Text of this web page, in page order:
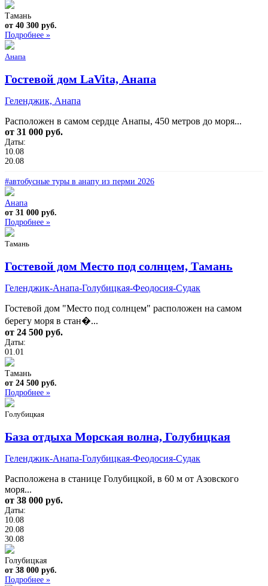
Тамань
от 40 300 руб.
Подробнее »
Анапа
Гостевой дом LaVita, Анапа
Геленджик, Анапа
Расположен в самом сердце Анапы, 450 метров до моря...
от 31 000 руб.
Даты:
10.08
20.08
#автобусные туры в анапу из перми 2026
Анапа
от 31 000 руб.
Подробнее »
Тамань
Гостевой дом Место под солнцем, Тамань
Геленджик-Анапа-Голубицкая-Феодосия-Судак
Гостевой дом "Место под солнцем" расположен на самом
берегу моря в стан�...
от 24 500 руб.
Даты:
01.01
Тамань
от 24 500 руб.
Подробнее »
Голубицкая
База отдыха Морская волна, Голубицкая
Геленджик-Анапа-Голубицкая-Феодосия-Судак
Расположена в станице Голубицкой, в 60 м от Азовского
моря...
от 38 000 руб.
Даты:
10.08
20.08
30.08
Голубицкая
от 38 000 руб.
Подробнее »